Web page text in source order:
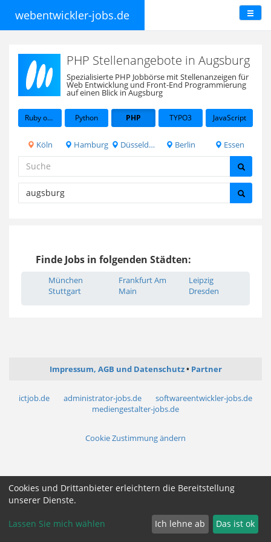
webentwickler-jobs.de
PHP Stellenangebote in Augsburg
Spezialisierte PHP Jobbörse mit Stellenanzeigen für
Web Entwicklung und Front-End Programmierung
auf einen Blick in Augsburg
Ruby on Rails Python PHP TYPO3 JavaScript
Köln Hamburg Düsseldorf Berlin Essen
Finde Jobs in folgenden Städten:
München
Stuttgart
Frankfurt Am
Main
Leipzig
Dresden
Impressum, AGB und Datenschutz Partner
ictjob.de administrator-jobs.de
softwareentwickler-jobs.de
mediengestalter-jobs.de
Cookie Zustimmung ändern
Cookies und Drittanbieter erleichtern die Bereitstellung
unserer Dienste.
Lassen Sie mich wählen Ich lehne ab Das ist ok